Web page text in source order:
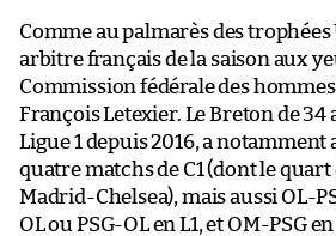
Comme au palmarès des
arbitre français de la saison aux
Commission fédérale des
François Letexier. Le Breton de 34
Ligue 1 depuis 2016, a
quatre matchs de C1 (dont le quart
Madrid-Chelsea), mais aussi OL-
OL ou PSG-OL en L1, et OM-PSG